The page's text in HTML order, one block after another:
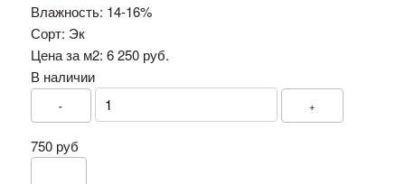
Влажность: 14-16%
Сорт: Эк
Цена за м2: 6 250 руб.
В наличии
- +
750 руб